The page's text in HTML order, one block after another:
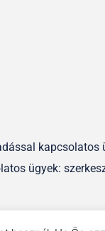
kapcsolatos
ügyek: